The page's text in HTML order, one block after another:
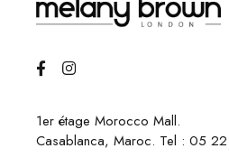
1er étage Morocco Mall.
Casablanca, Maroc. Tel : 05